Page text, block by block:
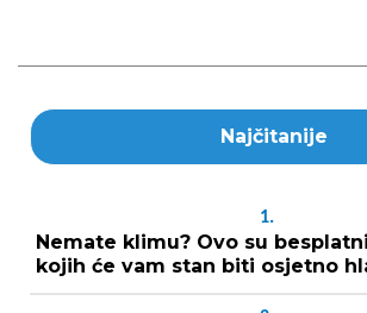
Najčitanije
1.
Nemate klimu? Ovo su
kojih će vam stan biti osjetno